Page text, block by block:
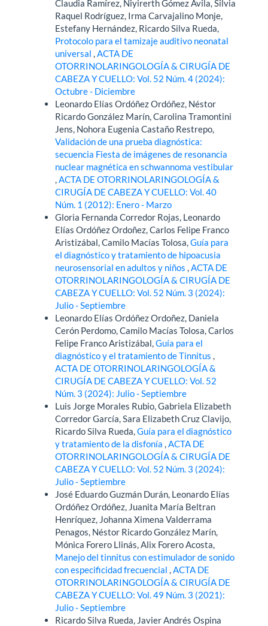
Claudia Ramírez, Niyirerth Gómez Ávila, Silvia
Raquel Rodríguez, Irma Carvajalino Monje,
Estefany Hernández, Ricardo Silva Rueda,
Protocolo para el tamizaje auditivo neonatal
universal,ACTA DE
OTORRINOLARINGOLOGÍA & CIRUGÍA DE
CABEZA Y CUELLO: Vol. 52 Núm. 4 (2024):
Octubre - Diciembre
Leonardo Elías Ordóñez Ordóñez, Néstor
Ricardo González Marín, Carolina Tramontini
Jens, Nohora Eugenia Castaño Restrepo,
Validación de una prueba diagnóstica:
secuencia Fiesta de imágenes de resonancia
nuclear magnética en schwannoma vestibular
,ACTA DE OTORRINOLARINGOLOGÍA &
CIRUGÍA DE CABEZA Y CUELLO: Vol. 40
Núm. 1 (2012): Enero - Marzo
Gloria Fernanda Corredor Rojas, Leonardo
Elías Ordóñez Ordoñez, Carlos Felipe Franco
Aristizábal, Camilo Macías Tolosa,Guía para
el diagnóstico y tratamiento de hipoacusia
neurosensorial en adultos y niños,ACTA DE
OTORRINOLARINGOLOGÍA & CIRUGÍA DE
CABEZA Y CUELLO: Vol. 52 Núm. 3 (2024):
Julio - Septiembre
Leonardo Elías Ordóñez Ordoñez, Daniela
Cerón Perdomo, Camilo Macías Tolosa, Carlos
Felipe Franco Aristizábal,Guía para el
diagnóstico y el tratamiento de Tinnitus,
ACTA DE OTORRINOLARINGOLOGÍA &
CIRUGÍA DE CABEZA Y CUELLO: Vol. 52
Núm. 3 (2024): Julio - Septiembre
Luis Jorge Morales Rubio, Gabriela Elizabeth
Corredor García, Sara Elizabeth Cruz Clavijo,
Ricardo Silva Rueda,Guía para el diagnóstico
y tratamiento de la disfonía,ACTA DE
OTORRINOLARINGOLOGÍA & CIRUGÍA DE
CABEZA Y CUELLO: Vol. 52 Núm. 3 (2024):
Julio - Septiembre
José Eduardo Guzmán Durán, Leonardo Elías
Ordóñez Ordóñez, Juanita María Beltran
Henríquez, Johanna Ximena Valderrama
Penagos, Néstor Ricardo González Marín,
Mónica Forero Llinás, Alix Forero Acosta,
Manejo del tinnitus con estimulador de sonido
con especificidad frecuencial,ACTA DE
OTORRINOLARINGOLOGÍA & CIRUGÍA DE
CABEZA Y CUELLO: Vol. 49 Núm. 3 (2021):
Julio - Septiembre
Ricardo Silva Rueda, Javier Andrés Ospina